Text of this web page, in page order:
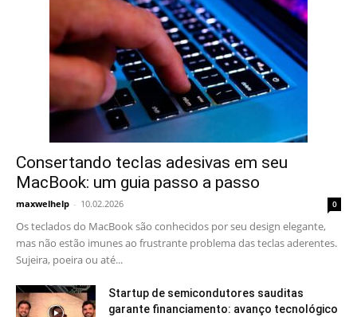
Consertando teclas adesivas em seu
MacBook: um guia passo a passo
maxwelhelp - 10.02.2026 0
Os teclados do MacBook são conhecidos por seu design elegante,
mas não estão imunes ao frustrante problema das teclas aderentes.
Sujeira, poeira ou até...
Startup de semicondutores sauditas
garante financiamento: avanço tecnológico